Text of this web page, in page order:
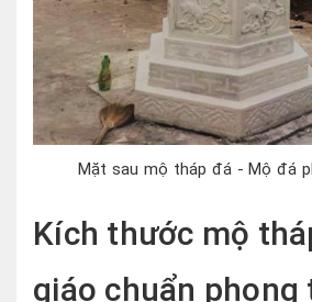
Mặt sau mộ tháp đá - Mộ đá
Kích thước mộ
giáo chuẩn phong